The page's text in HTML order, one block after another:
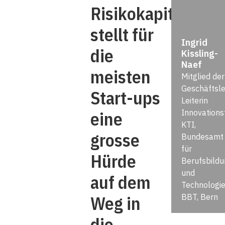
Risikokapital
stellt für
die
meisten
Start-ups
eine
grosse
Hürde
auf dem
Weg in
Ingrid
Kissling-
Naef
Mitglied der
Leiterin
KTI,
Bundesamt
für
und
Technologie
BBT, Bern